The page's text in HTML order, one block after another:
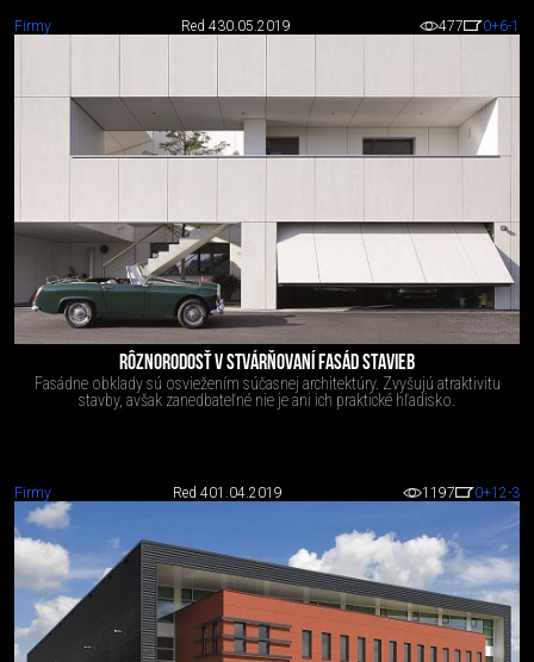
Firmy Red 430.05.2019 477 0+6-1
RÔZNORODOSŤ V STVÁRŇOVANÍ FASÁD STAVIEB
Fasádne obklady sú osviežením súčasnej architektúry. Zvyšujú atraktivitu
stavby, avšak zanedbateľné nie je ani ich praktické hľadisko.
Firmy Red 401.04.2019 1197 0+12-3